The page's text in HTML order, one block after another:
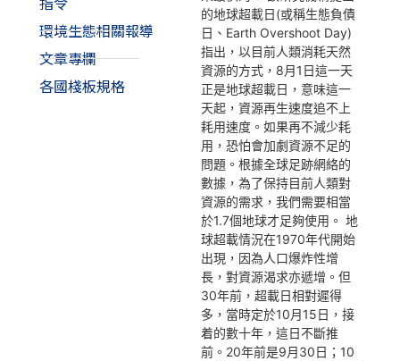
環境生態相關報導
文章專欄
各國棧板規格
的地球超載日(或稱生態負債
日、Earth Overshoot Day)
指出，以目前人類消耗天然
資源的方式，8月1日這一天
正是地球超載日，意味這一
天起，資源再生速度追不上
耗用速度。如果再不減少耗
用，恐怕會加劇資源不足的
問題。根據全球足跡網絡的
數據，為了保持目前人類對
資源的需求，我們需要相當
於1.7個地球才足夠使用。 地
球超載情況在1970年代開始
出現，因為人口爆炸性增
長，對資源渴求亦遞增。但
30年前，超載日相對遲得
多，當時定於10月15日，接
着的數十年，這日不斷推
前。20年前是9月30日；10